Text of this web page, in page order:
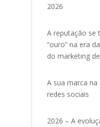
2026
A reputação se
“ouro” na era
do marketing
A sua marca na
redes sociais
2026 – A